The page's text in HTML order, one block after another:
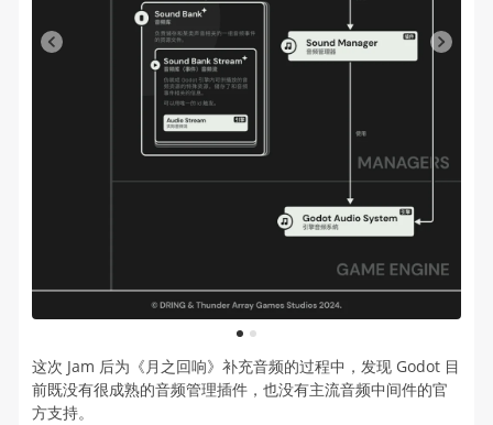
1 2
这次 Jam 后为《月之回响》补充音频的过程中，发现 Godot 目
前既没有很成熟的音频管理插件，也没有主流音频中间件的官
方支持。